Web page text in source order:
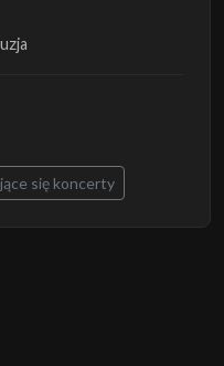
się koncerty